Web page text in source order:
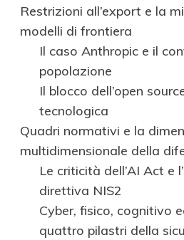
Restrizioni all’export e la
modelli di frontiera
Il caso Anthropic e il
popolazione
Il blocco dell’open
tecnologica
Quadri normativi e la
multidimensionale della
Le criticità dell’AI Act e
direttiva NIS2
Cyber, fisico, cognitivo
quattro pilastri della